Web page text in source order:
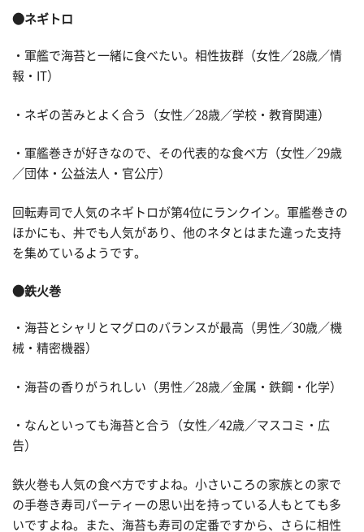
●ネギトロ
・軍艦で海苔と一緒に食べたい。相性抜群（女性／28歳／情
報・IT）
・ネギの苦みとよく合う（女性／28歳／学校・教育関連）
・軍艦巻きが好きなので、その代表的な食べ方（女性／29歳
／団体・公益法人・官公庁）
回転寿司で人気のネギトロが第4位にランクイン。軍艦巻きの
ほかにも、丼でも人気があり、他のネタとはまた違った支持
を集めているようです。
●鉄火巻
・海苔とシャリとマグロのバランスが最高（男性／30歳／機
械・精密機器）
・海苔の香りがうれしい（男性／28歳／金属・鉄鋼・化学）
・なんといっても海苔と合う（女性／42歳／マスコミ・広
告）
鉄火巻も人気の食べ方ですよね。小さいころの家族との家で
の手巻き寿司パーティーの思い出を持っている人もとても多
いですよね。また、海苔も寿司の定番ですから、さらに相性